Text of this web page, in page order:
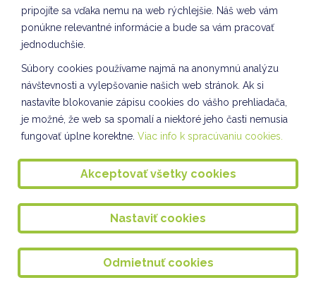
VIANOČNÝ FLORBAL 16.12.2024
VIANOČNÁ VYBÍJANÁ 13.12.2024
VIANOČNÝ BAZÁR 12.12.2024
Vianočný bazár II. oddelenie ŠKD
SEPAROVANIE - VII. oddelenie ŠKD
Výstupná prax študentiek v ŠKD
Vianočná pošta pre seniorov
Kultúrny program pre starkých v Seniorcentre
S láskou Seniorcentru
Tvorenie na hodine CLIL v ŠKD
pripojíte sa vďaka nemu na web rýchlejšie. Náš web vám
ponúkne relevantné informácie a bude sa vám pracovať
jednoduchšie.
Súbory cookies používame najmä na anonymnú analýzu
návštevnosti a vylepšovanie našich web stránok. Ak si
nastavíte blokovanie zápisu cookies do vášho prehliadača,
je možné, že web sa spomalí a niektoré jeho časti nemusia
fungovať úplne korektne. Viac info k spracúvaniu cookies.
Akceptovať všetky cookies
Nastaviť cookies
Odmietnuť cookies